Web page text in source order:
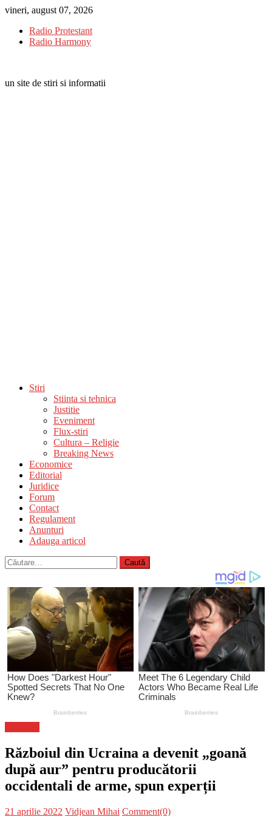
Skip
content
vineri, august 07, 2026
Radio Protestant
Radio Harmony
un site de stiri si informatii
Stiri
Stiinta si tehnica
Justitie
Eveniment
Flux-stiri
Cultura – Religie
Breaking News
Economice
Editorial
Juridice
Forum
Contact
Regulament
Anunturi
Adauga articol
Caută
după:
Războiul din Ucraina a devenit „goană
după aur” pentru producătorii
occidentali de arme, spun experții
Posted
21 aprilie 2022 Author
Vidjean Mihai Comment(0)